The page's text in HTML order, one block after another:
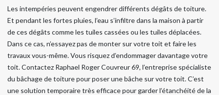
Les intempéries peuvent engendrer différents dégâts de toiture.
Et pendant les fortes pluies, l’eau s’infiltre dans la maison à partir
de ces dégâts comme les tuiles cassées ou les tuiles déplacées.
Dans ce cas, n’essayez pas de monter sur votre toit et faire les
travaux vous-même. Vous risquez d’endommager davantage votre
toit. Contactez Raphael Roger Couvreur 69, l’entreprise spécialiste
du bâchage de toiture pour poser une bâche sur votre toit. C’est
une solution temporaire très efficace pour garder l’étanchéité de la